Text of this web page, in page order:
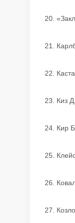
20.
21.
22.
23. Киз
24. Кир
25.
26.
27.